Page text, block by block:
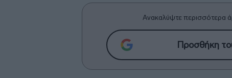
Ανακαλύψτε περισσότερα
Προσθήκη